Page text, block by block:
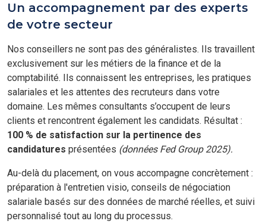
Un accompagnement par des experts
de votre secteur
Nos conseillers ne sont pas des généralistes. Ils travaillent
exclusivement sur les métiers de la finance et de la
comptabilité. Ils connaissent les entreprises, les pratiques
salariales et les attentes des recruteurs dans votre
domaine. Les mêmes consultants s’occupent de leurs
clients et rencontrent également les candidats. Résultat :
100 % de satisfaction sur la pertinence des
candidatures présentées (données Fed Group 2025).
Au-delà du placement, on vous accompagne concrètement :
préparation à l'entretien visio, conseils de négociation
salariale basés sur des données de marché réelles, et suivi
personnalisé tout au long du processus.